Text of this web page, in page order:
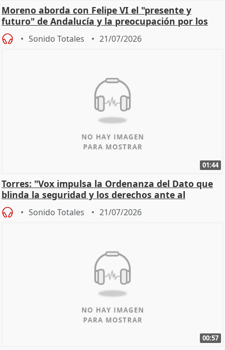
Moreno aborda con Felipe VI el "presente y
futuro" de Andalucía y la preocupación por los
incendios
Sonido Totales 21/07/2026
01:44
Torres: "Vox impulsa la Ordenanza del Dato que
blinda la seguridad y los derechos ante al
control"
Sonido Totales 21/07/2026
00:57